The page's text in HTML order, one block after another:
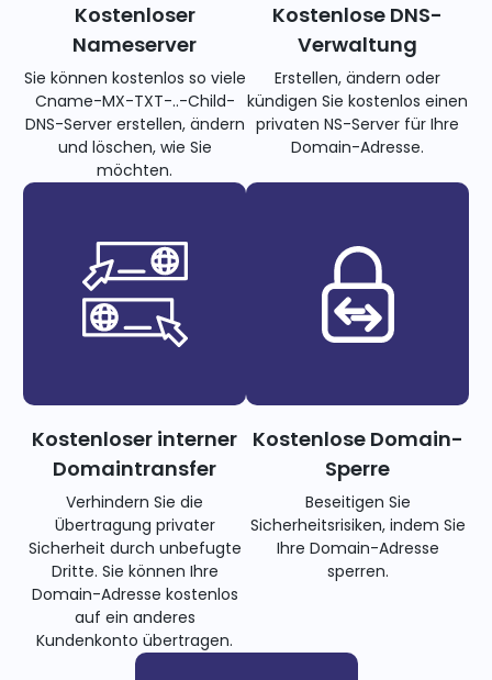
Kostenloser
Nameserver
Sie können kostenlos so viele
Cname-MX-TXT-..-Child-
DNS-Server erstellen, ändern
und löschen, wie Sie
möchten.
Kostenlose DNS-
Verwaltung
Erstellen, ändern oder
kündigen Sie kostenlos einen
privaten NS-Server für Ihre
Domain-Adresse.
Kostenloser interner
Domaintransfer
Verhindern Sie die
Übertragung privater
Sicherheit durch unbefugte
Dritte. Sie können Ihre
Domain-Adresse kostenlos
auf ein anderes
Kundenkonto übertragen.
Kostenlose Domain-
Sperre
Beseitigen Sie
Sicherheitsrisiken, indem Sie
Ihre Domain-Adresse
sperren.